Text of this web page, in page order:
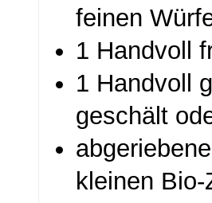
feinen
1 Handvoll
1 Handvoll
geschält
kleinen Bio-